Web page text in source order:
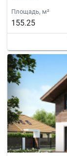
Площадь, м²
155.25